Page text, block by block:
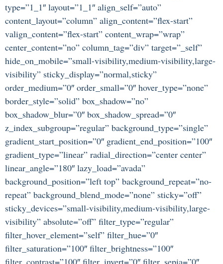
type=”1_1″ layout=”1_1″ align_self=”auto”
content_layout=”column” align_content=”flex-start”
valign_content=”flex-start” content_wrap=”wrap”
center_content=”no” column_tag=”div” target=”_self”
hide_on_mobile=”small-visibility,medium-visibility,large-
visibility” sticky_display=”normal,sticky”
order_medium=”0″ order_small=”0″ hover_type=”none”
border_style=”solid” box_shadow=”no”
box_shadow_blur=”0″ box_shadow_spread=”0″
z_index_subgroup=”regular” background_type=”single”
gradient_start_position=”0″ gradient_end_position=”100″
gradient_type=”linear” radial_direction=”center center”
linear_angle=”180″ lazy_load=”avada”
background_position=”left top” background_repeat=”no-
repeat” background_blend_mode=”none” sticky=”off”
sticky_devices=”small-visibility,medium-visibility,large-
visibility” absolute=”off” filter_type=”regular”
filter_hover_element=”self” filter_hue=”0″
filter_saturation=”100″ filter_brightness=”100″
filter_contrast=”100″ filter_invert=”0″ filter_sepia=”0″